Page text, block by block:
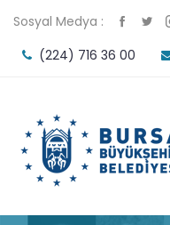
Sosyal Medya :
(224) 716 36 00